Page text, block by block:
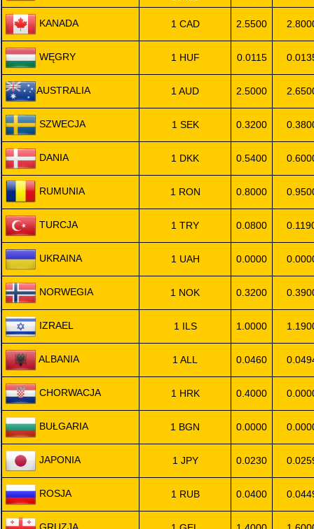
KANADA 1 CAD 2.5500
WĘGRY 1 HUF 0.0115
AUSTRALIA 1 AUD 2.5000
SZWECJA 1 SEK 0.3200
DANIA 1 DKK 0.5400
RUMUNIA 1 RON 0.8000
TURCJA 1 TRY 0.0800
UKRAINA 1 UAH 0.0000
NORWEGIA 1 NOK 0.3200
IZRAEL 1 ILS 1.0000
ALBANIA 1 ALL 0.0460
CHORWACJA 1 HRK 0.4000
BUŁGARIA 1 BGN 0.0000
JAPONIA 1 JPY 0.0230
ROSJA 1 RUB 0.0400